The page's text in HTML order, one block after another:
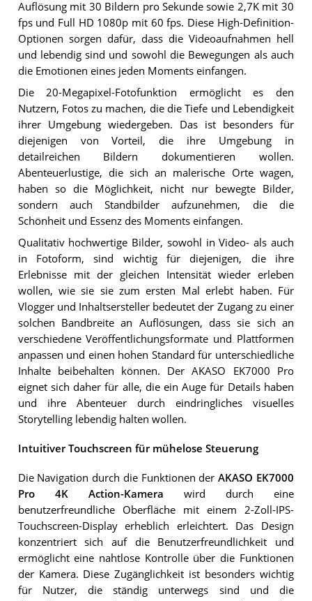
Auflösung mit 30 Bildern pro Sekunde sowie 2,7K mit 30
fps und Full HD 1080p mit 60 fps. Diese High-Definition-
Optionen sorgen dafür, dass die Videoaufnahmen hell
und lebendig sind und sowohl die Bewegungen als auch
die Emotionen eines jeden Moments einfangen.
Die 20-Megapixel-Fotofunktion ermöglicht es den
Nutzern, Fotos zu machen, die die Tiefe und Lebendigkeit
ihrer Umgebung wiedergeben. Das ist besonders für
diejenigen von Vorteil, die ihre Umgebung in
detailreichen Bildern dokumentieren wollen.
Abenteuerlustige, die sich an malerische Orte wagen,
haben so die Möglichkeit, nicht nur bewegte Bilder,
sondern auch Standbilder aufzunehmen, die die
Schönheit und Essenz des Moments einfangen.
Qualitativ hochwertige Bilder, sowohl in Video- als auch
in Fotoform, sind wichtig für diejenigen, die ihre
Erlebnisse mit der gleichen Intensität wieder erleben
wollen, wie sie sie zum ersten Mal erlebt haben. Für
Vlogger und Inhaltsersteller bedeutet der Zugang zu einer
solchen Bandbreite an Auflösungen, dass sie sich an
verschiedene Veröffentlichungsformate und Plattformen
anpassen und einen hohen Standard für unterschiedliche
Inhalte beibehalten können. Der AKASO EK7000 Pro
eignet sich daher für alle, die ein Auge für Details haben
und ihre Abenteuer durch eindringliches visuelles
Storytelling lebendig halten wollen.
Intuitiver Touchscreen für mühelose Steuerung
Die Navigation durch die Funktionen derAKASO EK7000
Pro 4K Action-Kamera wird durch eine
benutzerfreundliche Oberfläche mit einem 2-Zoll-IPS-
Touchscreen-Display erheblich erleichtert. Das Design
konzentriert sich auf die Benutzerfreundlichkeit und
ermöglicht eine nahtlose Kontrolle über die Funktionen
der Kamera. Diese Zugänglichkeit ist besonders wichtig
für Nutzer, die ständig unterwegs sind und die